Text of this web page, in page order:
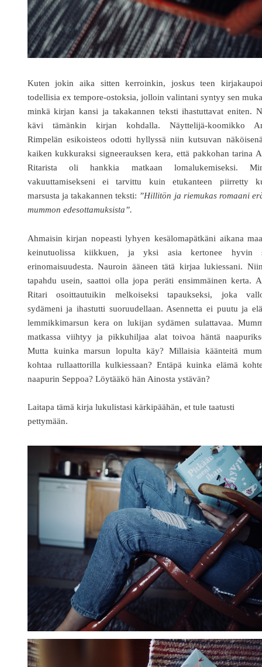
Kuten jokin aika sitten kerroinkin, joskus teen
todellisia ex tempore-ostoksia, jolloin valintani syntyy sen
minkä kirjan kansi ja takakannen teksti ihastuttavat eniten.
kävi tämänkin kirjan kohdalla. Näyttelijä-koomikko
Rimpelän esikoisteos odotti hyllyssä niin kutsuvan
kaiken kukkuraksi signeerauksen kera, että pakkohan tarina
Ritarista oli hankkia matkaan lomalukemiseksi.
vakuuttamisekseni ei tarvittu kuin etukanteen piirretty
marsusta ja takakannen teksti: ”Hillitön ja riemukas romaani
mummon edesottamuksista”.
Ahmaisin kirjan nopeasti lyhyen kesälomapätkäni aikana
keinutuolissa kiikkuen, ja yksi asia kertonee hyvin
erinomaisuudesta. Nauroin ääneen tätä kirjaa lukiessani.
tapahdu usein, saattoi olla jopa peräti ensimmäinen kerta.
Ritari osoittautuikin melkoiseksi tapaukseksi, joka
sydämeni ja ihastutti suoruudellaan. Asennetta ei puutu ja
lemmikkimarsun kera on lukijan sydämen sulattavaa.
matkassa viihtyy ja pikkuhiljaa alat toivoa häntä
Mutta kuinka marsun lopulta käy? Millaisia käänteitä
kohtaa rullaattorilla kulkiessaan? Entäpä kuinka elämä
naapurin Seppoa? Löytääkö hän Ainosta ystävän?
Laitapa tämä kirja lukulistasi kärkipäähän, et tule taatusti
pettymään.